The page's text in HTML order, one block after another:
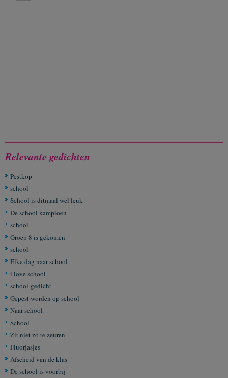
Relevante gedichten
Pestkop
school
School is ditmaal wel leuk
De school kampioen
school
Groep 8 is gekomen
school
Elke dag naar school
i love school
school-gedicht
Gepest worden op school
Naar school
School
Zit niet zo te zeuren
Fluorjasjes
Afscheid van de klas
De school is voorbij